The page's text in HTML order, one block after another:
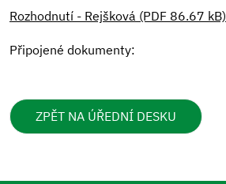
Rozhodnutí - Rejšková (PDF 86.67 kB)
Připojené dokumenty:
ZPĚT NA ÚŘEDNÍ DESKU